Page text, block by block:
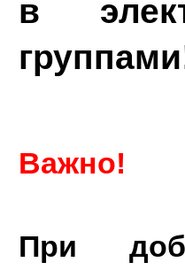
в
Важно!
При